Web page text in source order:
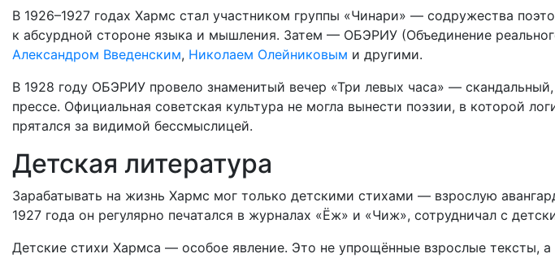
В 1926–1927 годах Хармс стал участником группы «Чинари» — содружества
к абсурдной стороне языка и мышления. Затем — ОБЭРИУ (Объединение
Александром Введенским, Николаем Олейниковым и другими.
В 1928 году ОБЭРИУ провело знаменитый вечер «Три левых часа» —
прессе. Официальная советская культура не могла вынести поэзии, в которой
прятался за видимой бессмыслицей.
Детская литература
Зарабатывать на жизнь Хармс мог только детскими стихами — взрослую
1927 года он регулярно печатался в журналах «Ёж» и «Чиж», сотрудничал с
Детские стихи Хармса — особое явление. Это не упрощённые взрослые тексты, а